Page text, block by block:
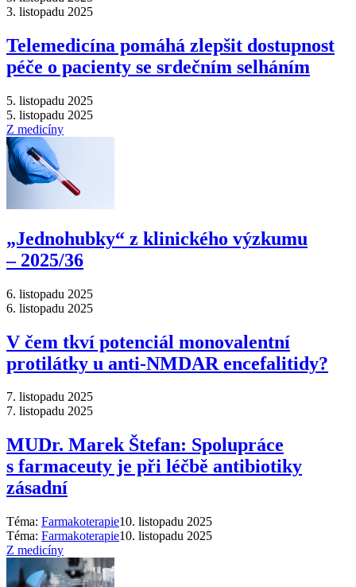
3. listopadu 2025
Telemedicína pomáhá zlepšit dostupnost
péče o pacienty se srdečním selháním
5. listopadu 2025
5. listopadu 2025
Z medicíny
„Jednohubky“ z klinického výzkumu
–⁠ 2025/36
6. listopadu 2025
6. listopadu 2025
V čem tkví potenciál monovalentní
protilátky u anti-NMDAR encefalitidy?
7. listopadu 2025
7. listopadu 2025
MUDr. Marek Štefan: Spolupráce
s farmaceuty je při léčbě antibiotiky
zásadní
Téma: Farmakoterapie10. listopadu 2025
Téma: Farmakoterapie10. listopadu 2025
Z medicíny